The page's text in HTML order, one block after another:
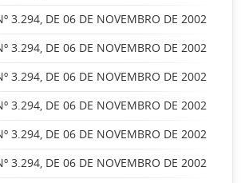
3.294, DE 06 DE NOVEMBRO DE 2002
3.294, DE 06 DE NOVEMBRO DE 2002
3.294, DE 06 DE NOVEMBRO DE 2002
3.294, DE 06 DE NOVEMBRO DE 2002
3.294, DE 06 DE NOVEMBRO DE 2002
3.294, DE 06 DE NOVEMBRO DE 2002